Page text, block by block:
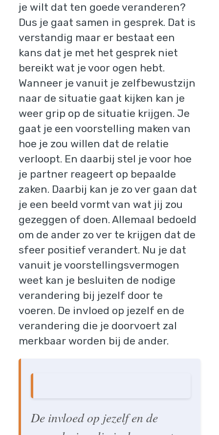
je wilt dat ten goede veranderen?
Dus je gaat samen in gesprek. Dat is
verstandig maar er bestaat een
kans dat je met het gesprek niet
bereikt wat je voor ogen hebt.
Wanneer je vanuit je zelfbewustzijn
naar de situatie gaat kijken kan je
weer grip op de situatie krijgen. Je
gaat je een voorstelling maken van
hoe je zou willen dat de relatie
verloopt. En daarbij stel je voor hoe
je partner reageert op bepaalde
zaken. Daarbij kan je zo ver gaan dat
je een beeld vormt van wat jij zou
gezeggen of doen. Allemaal bedoeld
om de ander zo ver te krijgen dat de
sfeer positief verandert. Nu je dat
vanuit je voorstellingsvermogen
weet kan je besluiten de nodige
verandering bij jezelf door te
voeren. De invloed op jezelf en de
verandering die je doorvoert zal
merkbaar worden bij de ander.
De invloed op jezelf en de